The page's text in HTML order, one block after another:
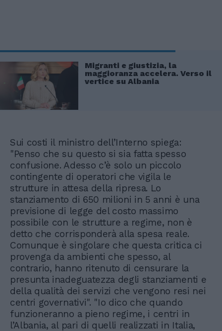
Migranti e giustizia, la
maggioranza accelera. Verso il
vertice su Albania
Sui costi il ministro dell’Interno spiega:
"Penso che su questo si sia fatta spesso
confusione. Adesso c’è solo un piccolo
contingente di operatori che vigila le
strutture in attesa della ripresa. Lo
stanziamento di 650 milioni in 5 anni è una
previsione di legge del costo massimo
possibile con le strutture a regime, non è
detto che corrisponderà alla spesa reale.
Comunque è singolare che questa critica ci
provenga da ambienti che spesso, al
contrario, hanno ritenuto di censurare la
presunta inadeguatezza degli stanziamenti e
della qualità dei servizi che vengono resi nei
centri governativi". "Io dico che quando
funzioneranno a pieno regime, i centri in
l’Albania, al pari di quelli realizzati in Italia,